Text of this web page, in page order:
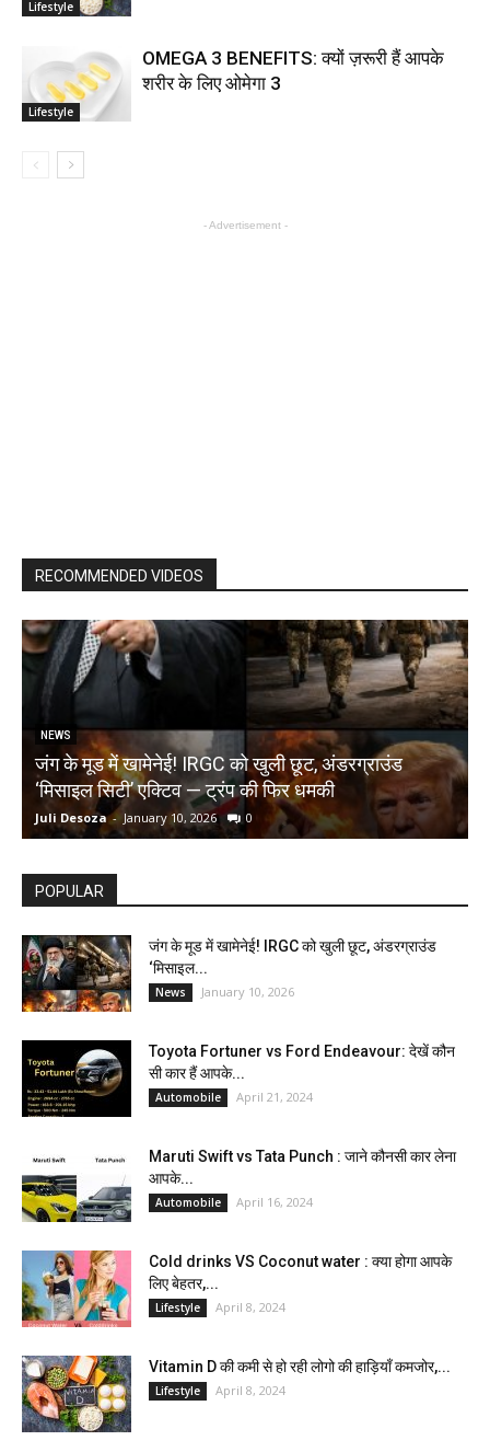
Lifestyle
Lifestyle
OMEGA 3 BENEFITS: क्यों ज़रूरी हैं आपके
शरीर के लिए ओमेगा 3
- Advertisement -
RECOMMENDED VIDEOS
NEWS
जंग के मूड में खामेनेई! IRGC को खुली छूट, अंडरग्राउंड
‘मिसाइल सिटी’ एक्टिव — ट्रंप की फिर धमकी
Juli Desoza - January 10, 2026 0
POPULAR
जंग के मूड में खामेनेई! IRGC को खुली छूट, अंडरग्राउंड
‘मिसाइल...
News January 10, 2026
Toyota Fortuner vs Ford Endeavour: देखें कौन
सी कार हैं आपके...
Automobile April 21, 2024
Maruti Swift vs Tata Punch : जाने कौनसी कार लेना
आपके...
Automobile April 16, 2024
Cold drinks VS Coconut water : क्या होगा आपके
लिए बेहतर,...
Lifestyle April 8, 2024
Vitamin D की कमी से हो रही लोगो की हाड़ियाँ कमजोर,...
Lifestyle April 8, 2024